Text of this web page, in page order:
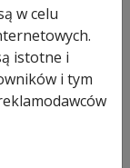
produkt w
w celu
istotne i
i tym